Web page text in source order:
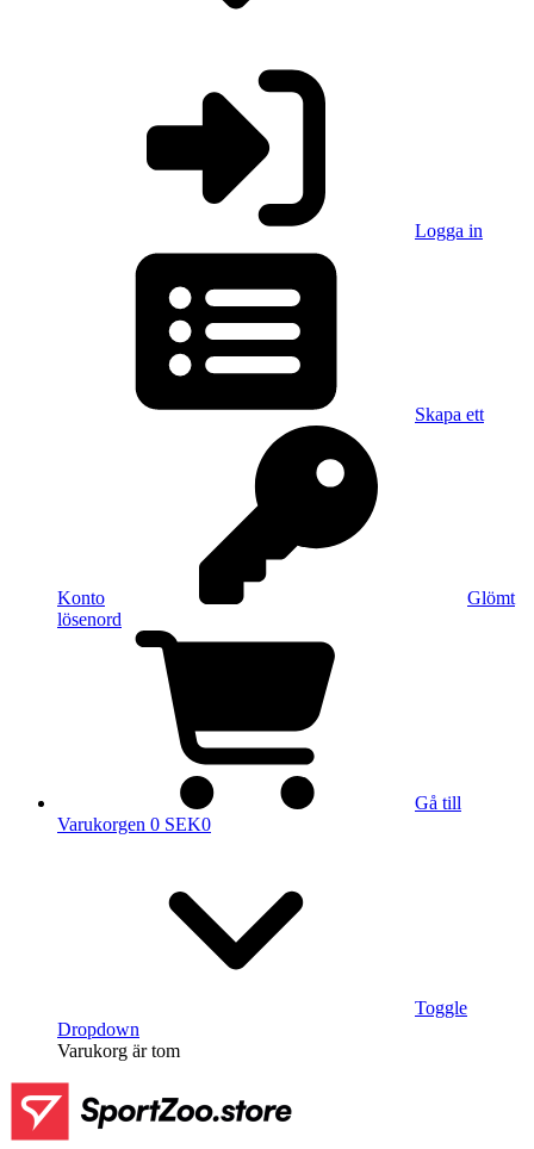
Logga in
Skapa ett
Konto
Glömt
lösenord
Gå till
Varukorgen 0 SEK0
Toggle
Dropdown
Varukorg är tom